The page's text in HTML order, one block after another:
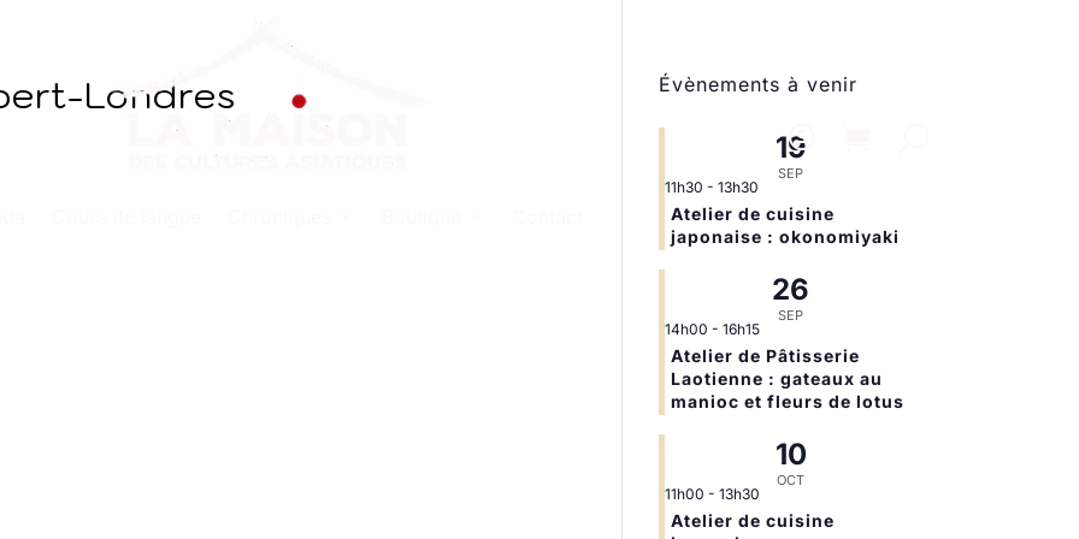
Londres Évènements à venir
19
SEP
11h30 - 13h30
Atelier de cuisine
japonaise : okonomiyaki
26
SEP
14h00 - 16h15
Atelier de Pâtisserie
Laotienne : gateaux au
manioc et fleurs de lotus
10
OCT
11h00 - 13h30
Atelier de cuisine